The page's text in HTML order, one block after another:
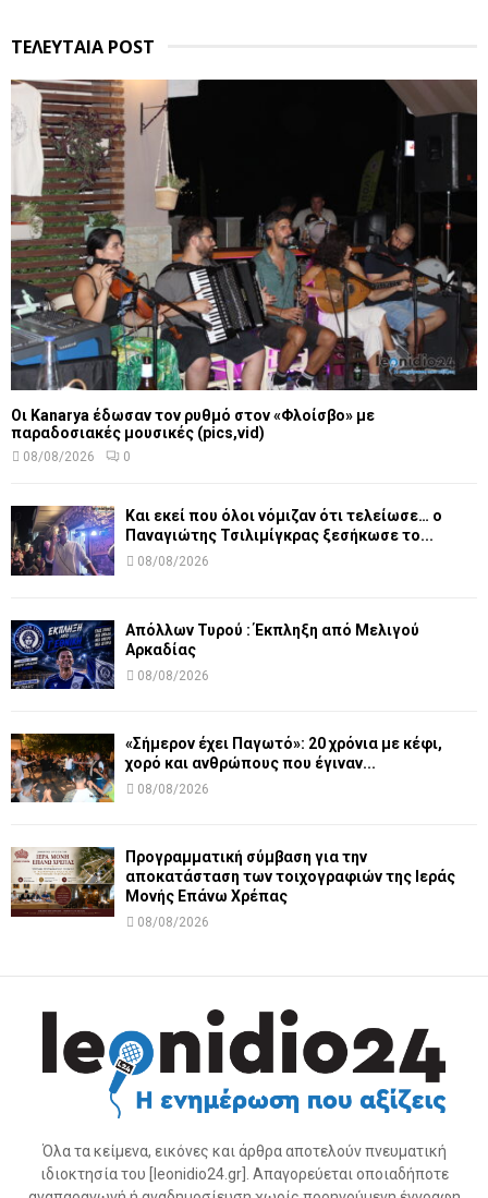
ΤΕΛΕΥΤΑΙΑ POST
Οι Kanarya έδωσαν τον ρυθμό στον «Φλοίσβο» με
παραδοσιακές μουσικές (pics,vid)
08/08/2026 0
Και εκεί που όλοι νόμιζαν ότι τελείωσε… ο
Παναγιώτης Τσιλιμίγκρας ξεσήκωσε το...
08/08/2026
Απόλλων Τυρού : Έκπληξη από Μελιγού
Αρκαδίας
08/08/2026
«Σήμερον έχει Παγωτό»: 20 χρόνια με κέφι,
χορό και ανθρώπους που έγιναν...
08/08/2026
Προγραμματική σύμβαση για την
αποκατάσταση των τοιχογραφιών της Ιεράς
Μονής Επάνω Χρέπας
08/08/2026
Όλα τα κείμενα, εικόνες και άρθρα αποτελούν πνευματική
ιδιοκτησία του [leonidio24.gr]. Απαγορεύεται οποιαδήποτε